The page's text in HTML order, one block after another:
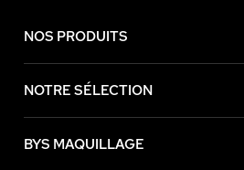
NOS PRODUITS
NOTRE SÉLECTION
BYS MAQUILLAGE